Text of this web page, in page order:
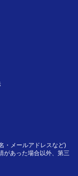
・メールアドレスなど)
があった場合以外、第三